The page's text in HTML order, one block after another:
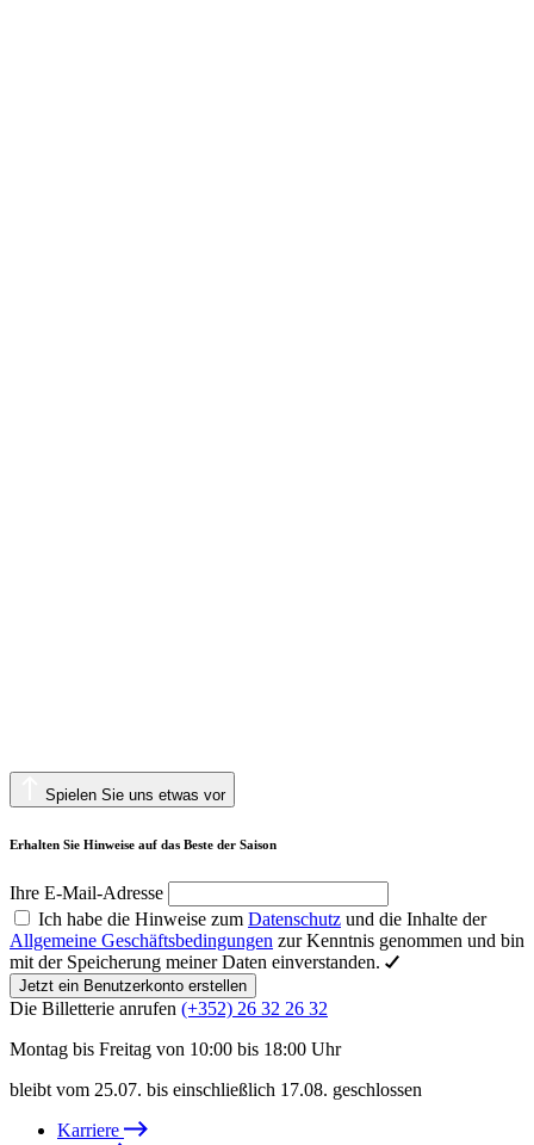
Spielen Sie uns etwas vor
Erhalten Sie Hinweise auf das Beste der Saison
Ihre E-Mail-Adresse
Ich habe die Hinweise zum Datenschutz und die Inhalte der
Allgemeine Geschäftsbedingungen zur Kenntnis genommen und bin
mit der Speicherung meiner Daten einverstanden.
Jetzt ein Benutzerkonto erstellen
Die Billetterie anrufen (+352) 26 32 26 32
Montag bis Freitag von 10:00 bis 18:00 Uhr
bleibt vom 25.07. bis einschließlich 17.08. geschlossen
Karriere